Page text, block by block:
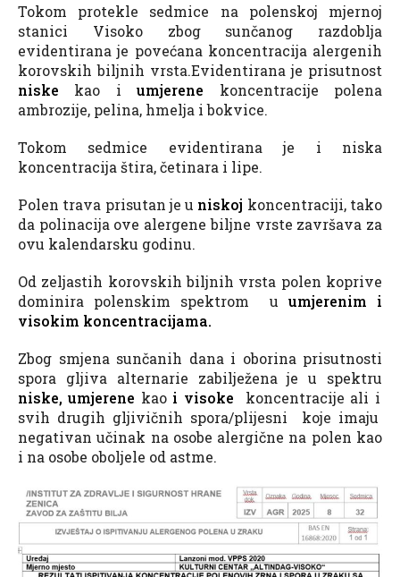
Tokom protekle sedmice na polenskoj mjernoj
stanici Visoko zbog sunčanog razdoblja
evidentirana je povećana koncentracija alergenih
korovskih biljnih vrsta.Evidentirana je prisutnost
niske kao iumjerene koncentracije polena
ambrozije, pelina, hmelja i bokvice.
Tokom sedmice evidentirana je i niska
koncentracija štira, četinara i lipe.
Polen trava prisutan je u niskoj koncentraciji, tako
da polinacija ove alergene biljne vrste završava za
ovu kalendarsku godinu.
Od zeljastih korovskih biljnih vrsta polen koprive
dominira polenskim spektrom u umjerenim i
visokim koncentracijama.
Zbog smjena sunčanih dana i oborina prisutnosti
spora gljiva alternarie zabilježena je u spektru
niske, umjerene kao i visoke
koncentracije ali i
svih drugih gljivičnih spora/plijesni koje imaju
negativan učinak na osobe alergične na polen kao
i na osobe oboljele od astme.